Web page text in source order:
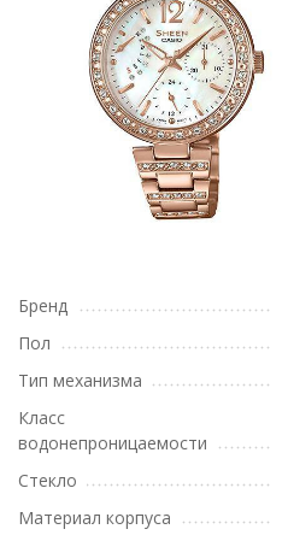
Бренд
Пол
Тип механизма
Класс
водонепроницаемости
Стекло
Материал корпуса